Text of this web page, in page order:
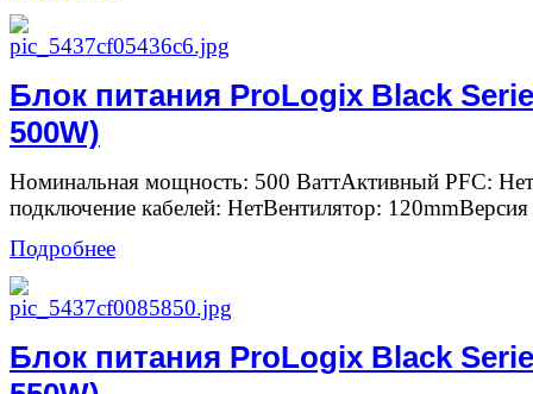
Блок питания ProLogix Black
500W)
Номинальная мощность: 500 ВаттАктивный PFC:
подключение кабелей: НетВентилятор:
Подробнее
Блок питания ProLogix Black